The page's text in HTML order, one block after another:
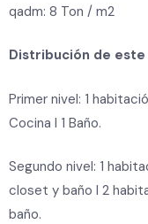
qadm: 8 Ton / m2
Distribución de este
Primer nivel: 1
Cocina I 1 Baño.
Segundo nivel: 1
closet y baño I 2
baño.